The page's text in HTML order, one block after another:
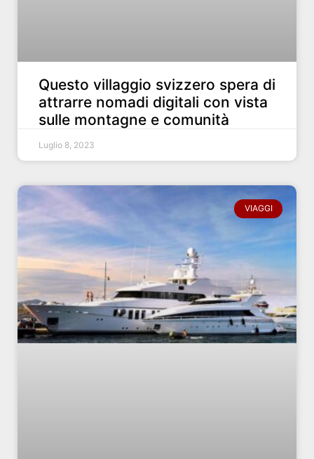
Questo villaggio svizzero spera di
attrarre nomadi digitali con vista
sulle montagne e comunità
Luglio 8, 2023
VIAGGI